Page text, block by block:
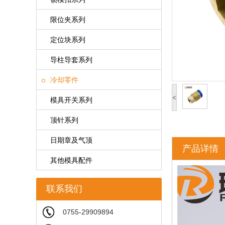
限位夹系列
定位块系列
导柱导套系列
冷却零件
模具开关系列
顶针系列
日期章及气顶
其他模具配件
联系我们
0755-29909894
<
产品详情